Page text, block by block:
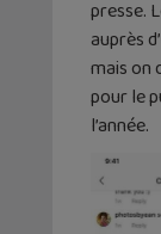
presse.
auprès
mais on
pour le
l’année.